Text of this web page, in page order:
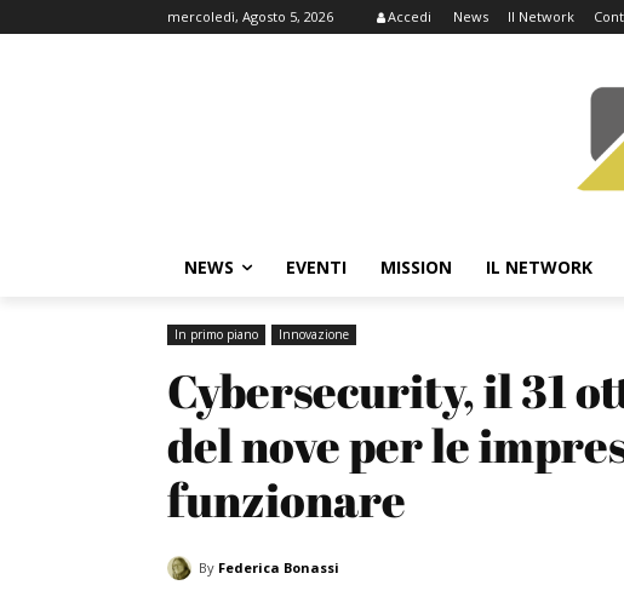
mercoledì, Agosto 5, 2026 Accedi News Il Network
NEWS EVENTI MISSION IL NETWORK
In primo piano Innovazione
Cybersecurity, il 31
del nove per le
funzionare
By Federica Bonassi